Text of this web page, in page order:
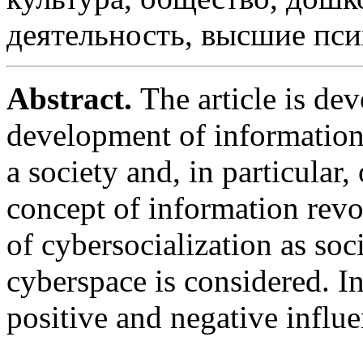
деятельность, высшие
Abstract. The article is
development of
a society and, in
concept of information
of cybersocialization as
cyberspace is considered.
positive and negative